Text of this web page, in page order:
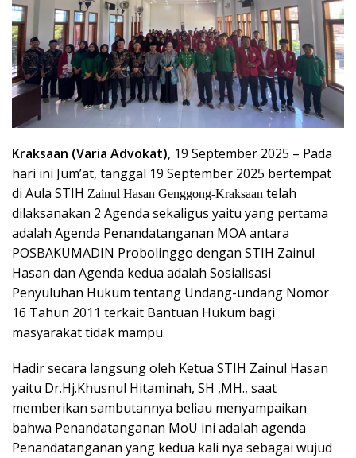
Kraksaan (Varia Advokat), 19 September 2025 – Pada
hari ini Jum’at, tanggal 19 September 2025 bertempat
di Aula STIH Zainul Hasan Genggong-Kraksaan telah
dilaksanakan 2 Agenda sekaligus yaitu yang pertama
adalah Agenda Penandatanganan MOA antara
POSBAKUMADIN Probolinggo dengan STIH Zainul
Hasan dan Agenda kedua adalah Sosialisasi
Penyuluhan Hukum tentang Undang-undang Nomor
16 Tahun 2011 terkait Bantuan Hukum bagi
masyarakat tidak mampu.
Hadir secara langsung oleh Ketua STIH Zainul Hasan
yaitu Dr.Hj.Khusnul Hitaminah, SH ,MH., saat
memberikan sambutannya beliau menyampaikan
bahwa Penandatanganan MoU ini adalah agenda
Penandatanganan yang kedua kali nya sebagai wujud